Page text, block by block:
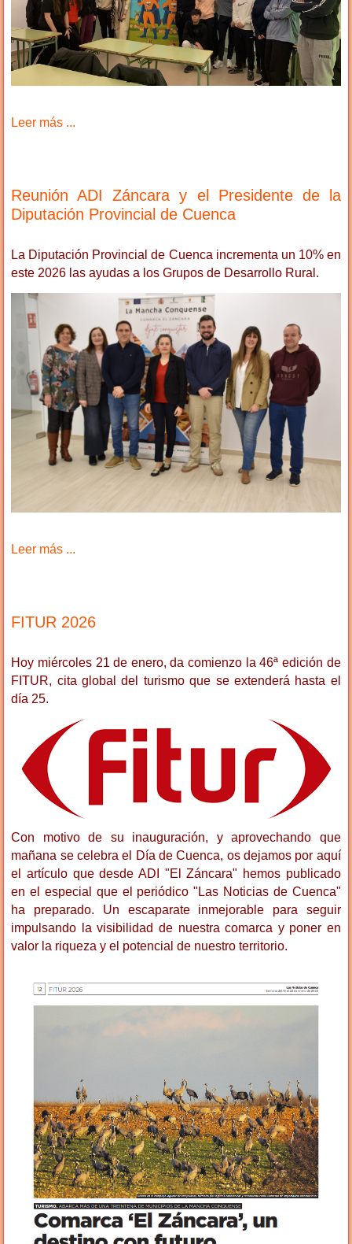
Leer más ...
Reunión ADI Záncara y el Presidente de la
Diputación Provincial de Cuenca
La Diputación Provincial de Cuenca incrementa un 10% en
este 2026 las ayudas a los Grupos de Desarrollo Rural.
Leer más ...
FITUR 2026
Hoy miércoles 21 de enero, da comienzo la 46ª edición de
FITUR, cita global del turismo que se extenderá hasta el
día 25.
Con motivo de su inauguración, y aprovechando que
mañana se celebra el Día de Cuenca, os dejamos por aquí
el artículo que desde ADI "El Záncara" hemos publicado
en el especial que el periódico "Las Noticias de Cuenca"
ha preparado. Un escaparate inmejorable para seguir
impulsando la visibilidad de nuestra comarca y poner en
valor la riqueza y el potencial de nuestro territorio.